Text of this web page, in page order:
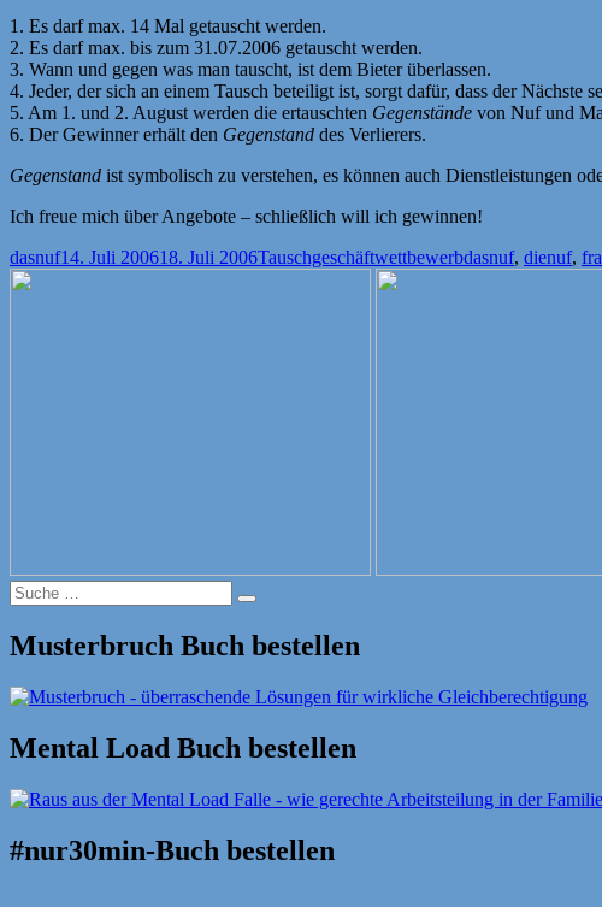
1. Es darf max. 14 Mal getauscht werden.
2. Es darf max. bis zum 31.07.2006 getauscht werden.
3. Wann und gegen was man tauscht, ist dem Bieter überlassen.
4. Jeder, der sich an einem Tausch beteiligt ist, sorgt dafür, dass der Nächste
5. Am 1. und 2. August werden die ertauschten Gegenstände von Nuf und
6. Der Gewinner erhält den Gegenstand des Verlierers.
Gegenstand ist symbolisch zu verstehen, es können auch Dienstleistungen
Ich freue mich über Angebote – schließlich will ich gewinnen!
Autor
dasnufVeröffentlicht
14. Juli 200618. Juli 2006Kategorien
TauschgeschäftwettbewerbSchlagwörter
dasnuf, dienuf,
Suche
nach:
Suche
Musterbruch Buch bestellen
Mental Load Buch bestellen
#nur30min-Buch bestellen